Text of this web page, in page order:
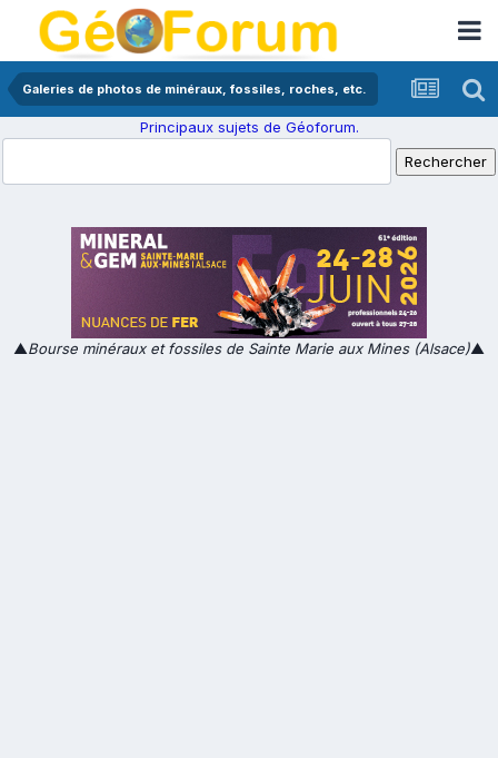
Galeries de photos de minéraux, fossiles, roches, etc.
Principaux sujets de Géoforum.
▲Bourse minéraux et fossiles de Sainte Marie aux Mines (Alsace)▲